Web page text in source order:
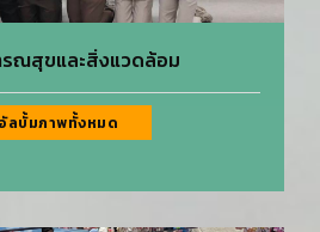
ณสุขและสิ่งแวดล้อม
ลบั้มภาพทั้งหมด